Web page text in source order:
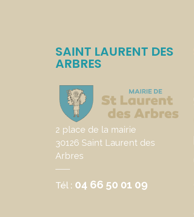
SAINT LAURENT DES
ARBRES
2 place de la mairie
30126 Saint Laurent des
Arbres
Tél : 04 66 50 01 09